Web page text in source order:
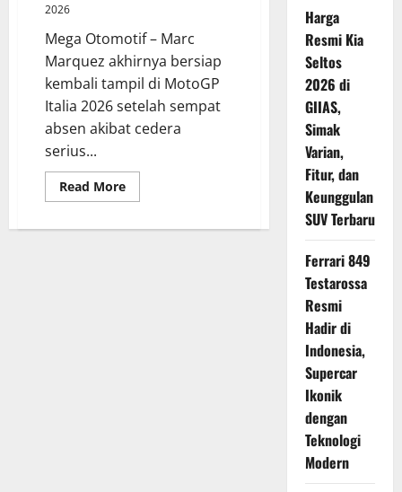
2026
Mega Otomotif – Marc
Marquez akhirnya bersiap
kembali tampil di MotoGP
Italia 2026 setelah sempat
absen akibat cedera
serius...
Read MoreRead
more
Marquez
Harga
Resmi Kia
Seltos
2026 di
GIIAS,
Simak
Varian,
Fitur, dan
Keunggulan
SUV Terbaru
Ferrari 849
Testarossa
Resmi
Hadir di
Indonesia,
Supercar
Ikonik
dengan
Teknologi
Modern